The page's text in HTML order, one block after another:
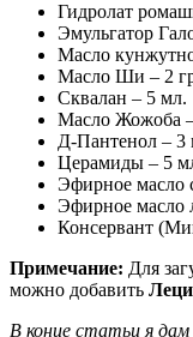
Гидролат
Эмульгатор
Масло
Масло Ши – 2
Сквалан – 5 мл.
Масло Жожоба
Д-Пантенол – 3
Церамиды – 5
Эфирное масло
Эфирное масло
Консервант
Примечание: Для
можно добавить
В конце статьи я